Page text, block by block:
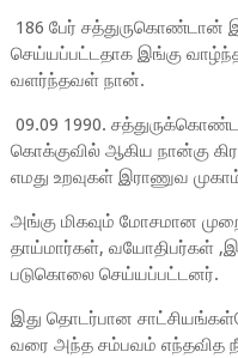
186 பேர் சத்துருகொண்டான்
செய்யப்பட்டதாக இங்கு
வளர்ந்தவள் நான்.
09.09 1990.
கொக்குவில் ஆகிய நான்கு
எமது உறவுகள் இராணுவ
அங்கு மிகவும் மோசமான
தாய்மார்கள்,
படுகொலை செய்யப்பட்டனர்.
இது தொடர்பான
வரை அந்த சம்பவம் எந்தவித